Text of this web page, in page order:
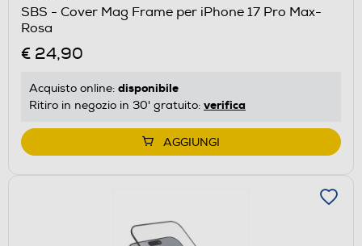
SBS - Cover Mag Frame per iPhone 17 Pro Max-
Rosa
€ 24,90
Acquisto online: disponibile
Ritiro in negozio in 30' gratuito: verifica
AGGIUNGI